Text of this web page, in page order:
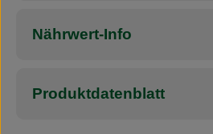
Nährwert-Info
Produktdatenblatt